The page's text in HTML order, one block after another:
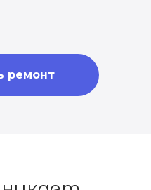
ремонт